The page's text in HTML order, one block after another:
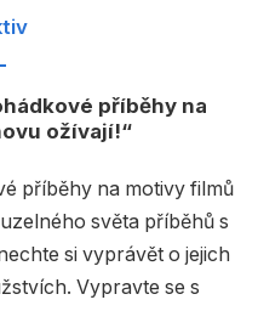
dospělé
příběhy na
ožívají!
příběhy na motivy filmů
světa příběhů s
si vyprávět o jejich
Vypravte se s